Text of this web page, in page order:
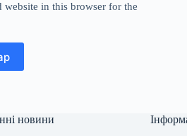
website in this browser for the
новини